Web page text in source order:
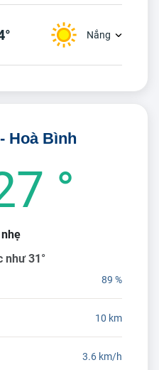
Nắng
Hoà Bình
°
như 31°
89 %
10 km
3.6 km/h